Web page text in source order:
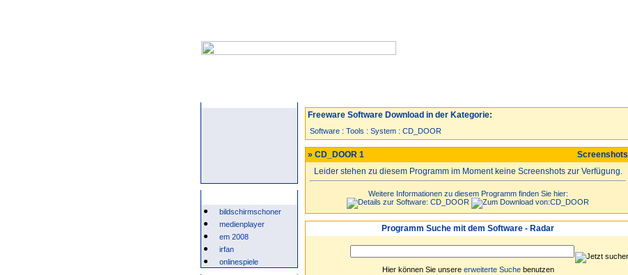
bildschirmschoner
medienplayer
em 2008
irfan
onlinespiele
Freeware Software Download in der Kategorie:
Software : Tools : System : CD_DOOR
» CD_DOOR 1
Screenshots
Leider stehen zu diesem Programm im Moment keine Screenshots zur Verfügung.
Weitere Informationen zu diesem Programm finden Sie hier:
Programm Suche mit dem Software - Radar
Hier können Sie unsere erweiterte Suchebenutzen